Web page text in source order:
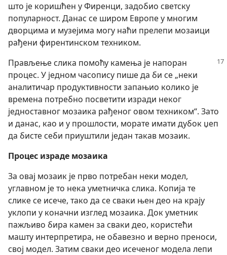
што је коришћен у Фиренци, задобио светску
популарност. Данас се широм Европе у многим
дворцима и музејима могу наћи прелепи мозаици
рађени фирентинском техником.
Прављење слика помоћу камења је напоран
процес. У једном часопису пише да би се „неки
аналитичар продуктивности запањио колико је
времена потребно посветити изради неког
једноставног мозаика рађеног овом техником“. Зато
и данас, као и у прошлости, морате имати дубок џеп
да бисте себи приуштили један такав мозаик.
Процес израде мозаика
За овај мозаик је прво потребан неки модел,
углавном је то нека уметничка слика. Копија те
слике се исече, тако да се сваки њен део на крају
уклопи у коначни изглед мозаика. Док уметник
пажљиво бира камен за сваки део, користећи
машту интерпретира, не обавезно и верно преноси,
свој модел. Затим сваки део исеченог модела лепи